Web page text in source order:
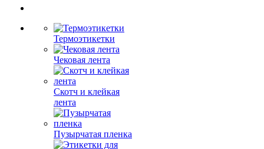
Термоэтикетки
Чековая лента
Скотч и клейкая
лента
Пузырчатая пленка